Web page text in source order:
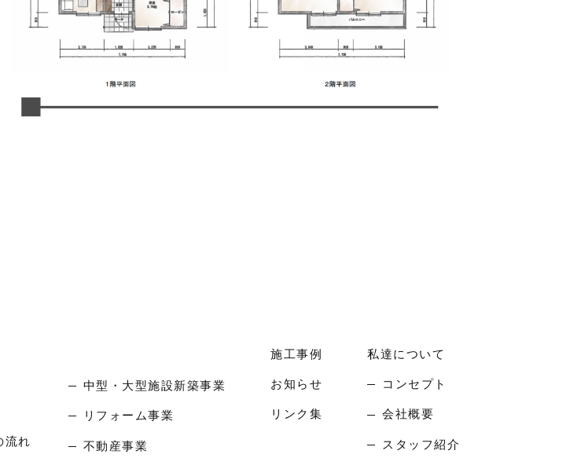
流れ
中型・大型施設新築事業
リフォーム事業
不動産事業
施工事例
お知らせ
リンク集
私達について
コンセプト
会社概要
スタッフ紹介